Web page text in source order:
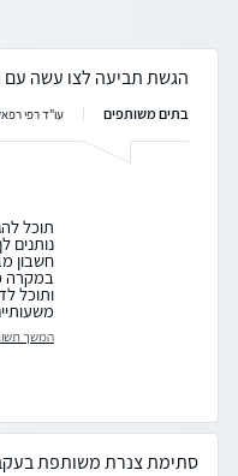
הגשת תביעה לצו עשה
בתים משותפים עו"ד רפי
תוכל
נותנים
חשבון
במקרה
ותוכל
המשך
סתימת צנרת משותפת